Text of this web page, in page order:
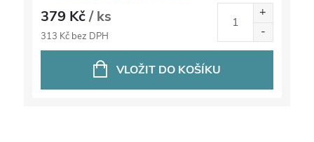
379 Kč/ ks
313 Kč bez DPH
VLOŽIT DO KOŠÍKU